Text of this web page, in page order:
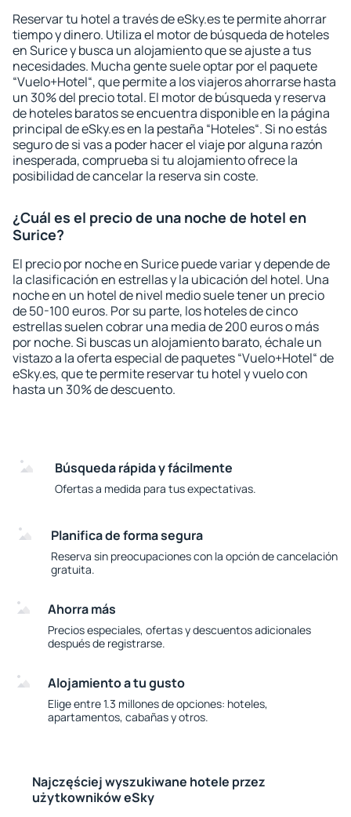
Reservar tu hotel a través de eSky.es te permite ahorrar
tiempo y dinero. Utiliza el motor de búsqueda de hoteles
en Surice y busca un alojamiento que se ajuste a tus
necesidades. Mucha gente suele optar por el paquete
“Vuelo+Hotel“, que permite a los viajeros ahorrarse hasta
un 30% del precio total. El motor de búsqueda y reserva
de hoteles baratos se encuentra disponible en la página
principal de eSky.es en la pestaña “Hoteles“. Si no estás
seguro de si vas a poder hacer el viaje por alguna razón
inesperada, comprueba si tu alojamiento ofrece la
posibilidad de cancelar la reserva sin coste.
¿Cuál es el precio de una noche de hotel en
Surice?
El precio por noche en Surice puede variar y depende de
la clasificación en estrellas y la ubicación del hotel. Una
noche en un hotel de nivel medio suele tener un precio
de 50-100 euros. Por su parte, los hoteles de cinco
estrellas suelen cobrar una media de 200 euros o más
por noche. Si buscas un alojamiento barato, échale un
vistazo a la oferta especial de paquetes “Vuelo+Hotel“ de
eSky.es, que te permite reservar tu hotel y vuelo con
hasta un 30% de descuento.
Búsqueda rápida y fácilmente
Ofertas a medida para tus expectativas.
Planifica de forma segura
Reserva sin preocupaciones con la opción de cancelación
gratuita.
Ahorra más
Precios especiales, ofertas y descuentos adicionales
después de registrarse.
Alojamiento a tu gusto
Elige entre 1.3 millones de opciones: hoteles,
apartamentos, cabañas y otros.
Najczęściej wyszukiwane hotele przez
użytkowników eSky